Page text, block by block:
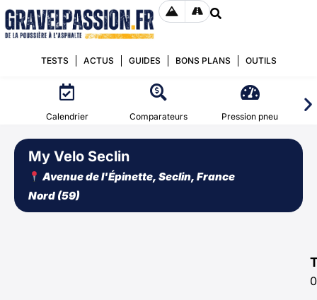
TESTS ACTUS GUIDES BONS PLANS OUTILS
Calendrier Comparateurs Pression pneu
My Velo Seclin
Avenue de l'Épinette, Seclin, France
Nord (59)